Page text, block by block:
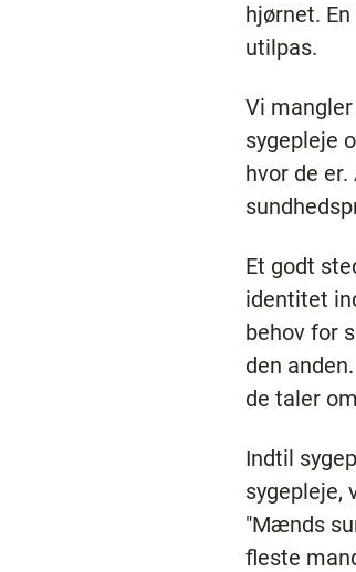
hjørnet.
utilpas.
Vi
sygepleje
hvor de
Et godt
identitet
behov for
den
de taler
Indtil
sygepleje,
"Mænds
fleste